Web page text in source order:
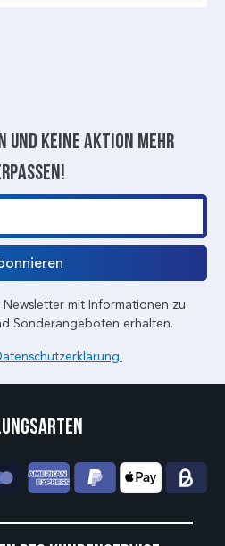
und keine aktion mehr
mit Informationen zu
Sonderangeboten erhalten.